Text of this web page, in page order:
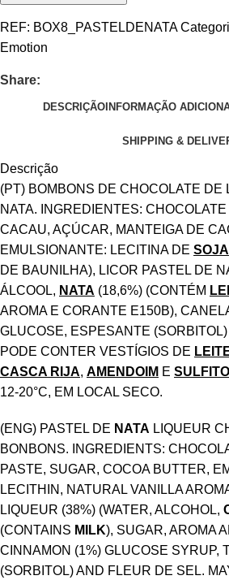
REF: BOX8_PASTELDENATA
Emotion
Share:
DESCRIÇÃO INFORMAÇÃO
SHIPPING &
Descrição
(PT) BOMBONS DE CHOCOLATE DE
NATA. INGREDIENTES:
CACAU, AÇÚCAR, MANTEIGA DE
EMULSIONANTE: LECITINA DE SOJA
DE BAUNILHA), LICOR PASTEL DE
ÁLCOOL, NATA (18,6%) (CONTÉM
AROMA E CORANTE E150B),
GLUCOSE, ESPESANTE
PODE CONTER VESTÍGIOS DE
CASCA RIJA, AMENDOIM E
12-20°C, EM LOCAL SECO.
(ENG) PASTEL DE NATA LIQUEUR
BONBONS. INGREDIENTS:
PASTE, SUGAR, COCOA BUTTER,
LECITHIN, NATURAL VANILLA
LIQUEUR (38%) (WATER, ALCOHOL,
(CONTAINS MILK), SUGAR, AROMA
CINNAMON (1%) GLUCOSE SYRUP,
(SORBITOL) AND FLEUR DE SEL.